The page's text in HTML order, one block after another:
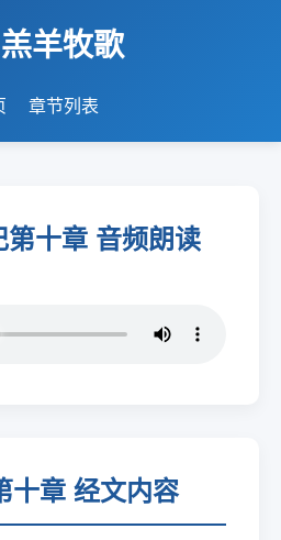
羔羊牧歌
章节列表
第十章 音频朗读
十章 经文内容